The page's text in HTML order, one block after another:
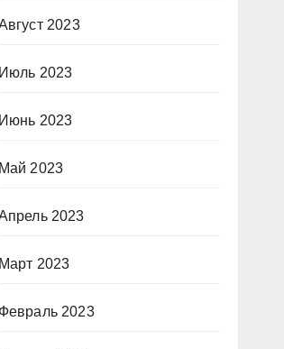
2023
Июль 2023
Июнь 2023
Май 2023
2023
Март 2023
Февраль 2023